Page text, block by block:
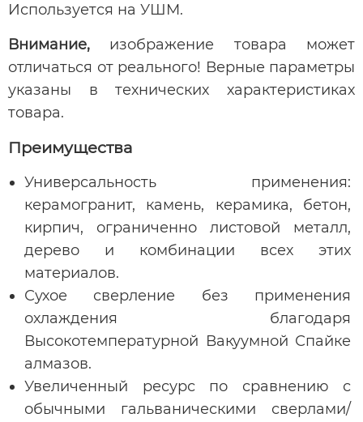
Используется на УШМ.
Внимание, изображение товара может
отличаться от реального! Верные параметры
указаны в технических характеристиках
товара.
Преимущества
Универсальность применения:
керамогранит, камень, керамика, бетон,
кирпич, ограниченно листовой металл,
дерево и комбинации всех этих
материалов.
Сухое сверление без применения
охлаждения благодаря
Высокотемпературной Вакуумной Спайке
алмазов.
Увеличенный ресурс по сравнению с
обычными гальваническими сверлами/